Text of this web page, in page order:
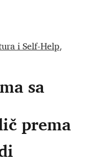
i Self-Help,
sa
prema